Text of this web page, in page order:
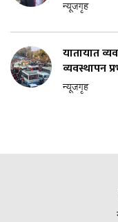
न्यूजगृह
यातायात
व्यवस्थापन
न्यूजगृह